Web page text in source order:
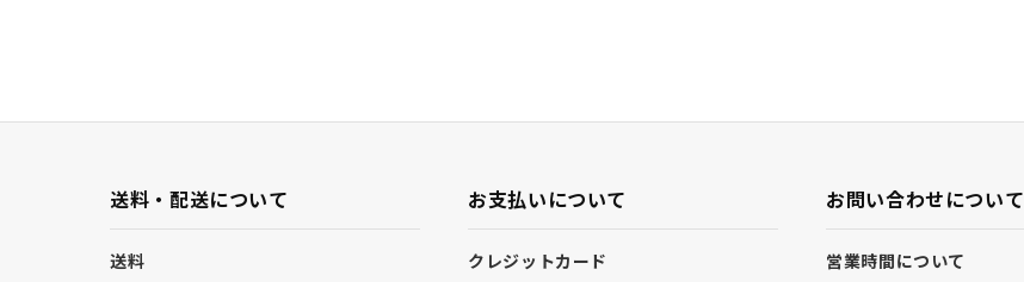
送料・配送について
送料
お支払いについて
クレジットカード
お問い合わせについて
営業時間について